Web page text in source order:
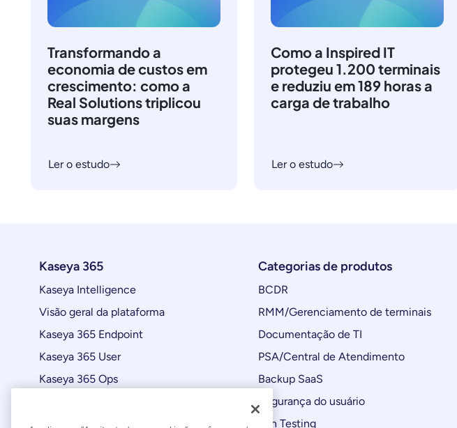
Transformando a
economia de custos em
crescimento: como a
Real Solutions triplicou
suas margens
Ler o estudo
Como a Inspired IT
protegeu 1.200 terminais
e reduziu em 189 horas a
carga de trabalho
Ler o estudo
Kaseya 365
Kaseya Intelligence
Visão geral da plataforma
Kaseya 365 Endpoint
Kaseya 365 User
Kaseya 365 Ops
Atualizações de produtos
Categorias de produtos
BCDR
RMM/Gerenciamento de terminais
Documentação de TI
PSA/Central de Atendimento
Backup SaaS
Segurança do usuário
Pen Testing